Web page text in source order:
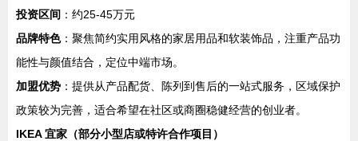
投资区间 ：约25-45万元
品牌特色：聚焦简约实用风格的家居用品和软装饰品，注重产品功
能性与颜值结合，定位中端市场。
加盟优势 ：提供从产品配货、陈列到售后的一站式服务，区域保护
政策较为完善，适合希望在社区或商圈稳健经营的创业者。
IKEA 宜家（部分小型店或特许合作项目）